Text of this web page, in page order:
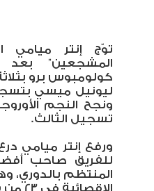
توّج إنتر ميامي
المشجعين”
كولومبوس برو
ليونيل ميسي
ونجح النجم
تسجيل الثالث.
ورفع إنتر ميامي
للفريق صاحب
المنتظم بالدوري،
الإقصائية في 23 من شهر أكتوبر الجاري.